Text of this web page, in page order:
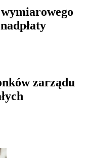
zarządu